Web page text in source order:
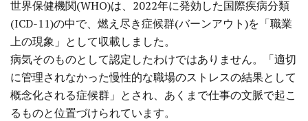
世界保健機関(WHO)は、2022年に発効した国際疾病分類
(ICD-11)の中で、燃え尽き症候群(バーンアウト)を「職業
上の現象」として収載しました。
病気そのものとして認定したわけではありません。「適切
に管理されなかった慢性的な職場のストレスの結果として
概念化される症候群」とされ、あくまで仕事の文脈で起こ
るものと位置づけられています。